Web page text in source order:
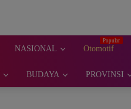
NASIONAL Otomotif
BUDAYA PROVINSI